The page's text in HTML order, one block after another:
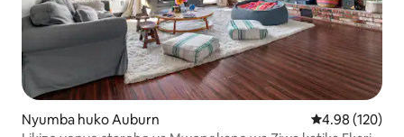
Nyumba huko Auburn Ukadiriaji wa
4.98 (120)